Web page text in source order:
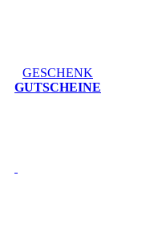
GESCHENK
GUTSCHEINE